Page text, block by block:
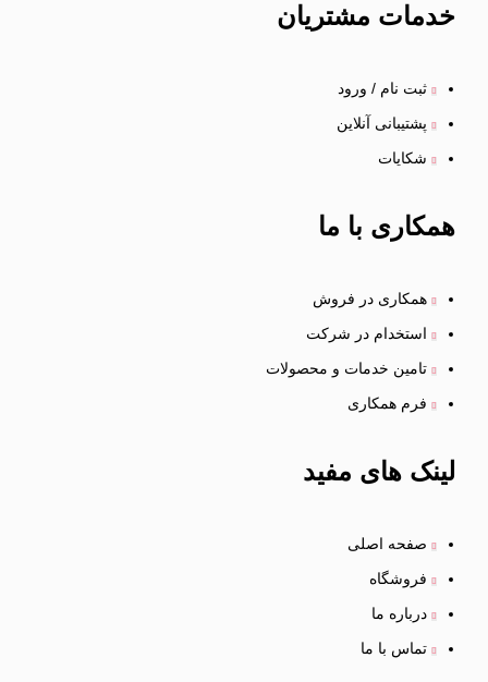
خدمات مشتریان
ثبت نام / ورود
پشتیبانی آنلاین
شکایات
همکاری با ما
همکاری در فروش
استخدام در شرکت
تامین خدمات و محصولات
فرم همکاری
لینک های مفید
صفحه اصلی
فروشگاه
درباره ما
تماس با ما